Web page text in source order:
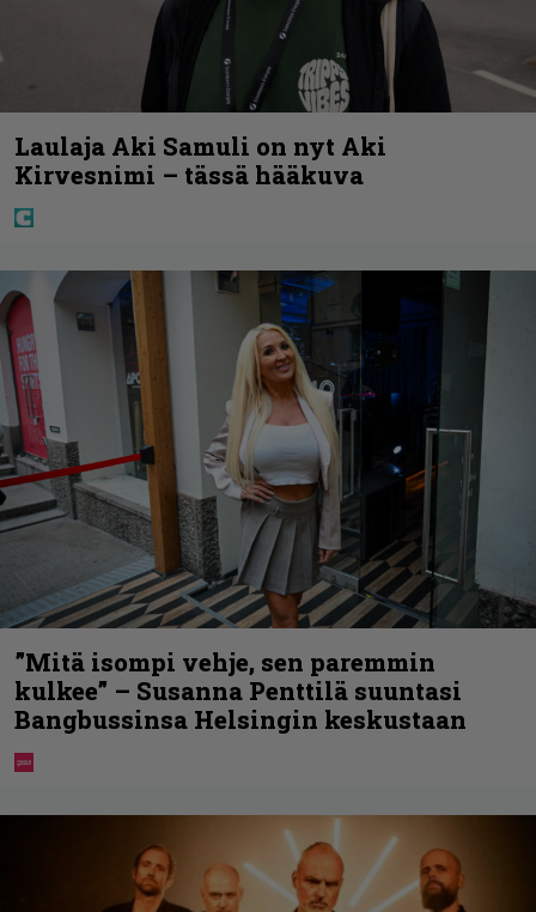
Laulaja Aki Samuli on nyt Aki
Kirvesnimi – tässä hääkuva
”Mitä isompi vehje, sen paremmin
kulkee” – Susanna Penttilä suuntasi
Bangbussinsa Helsingin keskustaan